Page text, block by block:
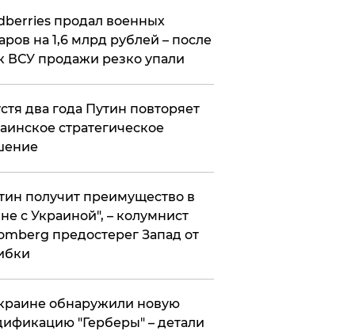
продал военных
на 1,6 млрд рублей – после
ВСУ продажи резко упали
два года Путин повторяет
стратегическое
получит преимущество в
с Украиной", – колумнист
предостерег Запад от
обнаружили новую
"Герберы" – детали